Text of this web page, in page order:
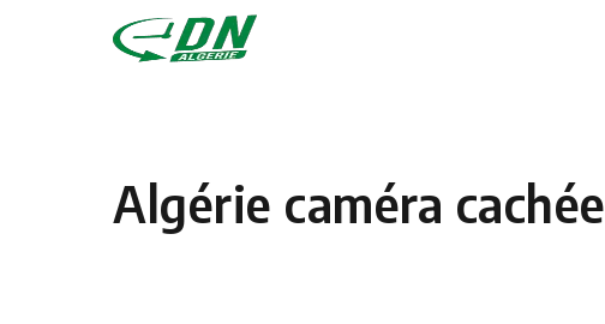
Skip to content
Algérie caméra cachée